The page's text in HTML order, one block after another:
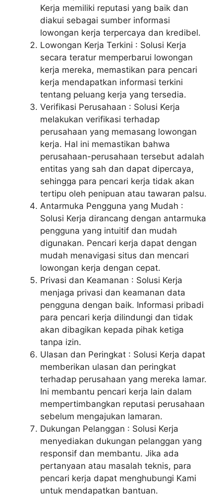
Kerja memiliki reputasi yang baik dan
diakui sebagai sumber informasi
lowongan kerja terpercaya dan kredibel.
Lowongan Kerja Terkini : Solusi Kerja
secara teratur memperbarui lowongan
kerja mereka, memastikan para pencari
kerja mendapatkan informasi terkini
tentang peluang kerja yang tersedia.
Verifikasi Perusahaan : Solusi Kerja
melakukan verifikasi terhadap
perusahaan yang memasang lowongan
kerja. Hal ini memastikan bahwa
perusahaan-perusahaan tersebut adalah
entitas yang sah dan dapat dipercaya,
sehingga para pencari kerja tidak akan
tertipu oleh penipuan atau tawaran palsu.
Antarmuka Pengguna yang Mudah :
Solusi Kerja dirancang dengan antarmuka
pengguna yang intuitif dan mudah
digunakan. Pencari kerja dapat dengan
mudah menavigasi situs dan mencari
lowongan kerja dengan cepat.
Privasi dan Keamanan : Solusi Kerja
menjaga privasi dan keamanan data
pengguna dengan baik. Informasi pribadi
para pencari kerja dilindungi dan tidak
akan dibagikan kepada pihak ketiga
tanpa izin.
Ulasan dan Peringkat : Solusi Kerja dapat
memberikan ulasan dan peringkat
terhadap perusahaan yang mereka lamar.
Ini membantu pencari kerja lain dalam
mempertimbangkan reputasi perusahaan
sebelum mengajukan lamaran.
Dukungan Pelanggan : Solusi Kerja
menyediakan dukungan pelanggan yang
responsif dan membantu. Jika ada
pertanyaan atau masalah teknis, para
pencari kerja dapat menghubungi Kami
untuk mendapatkan bantuan.